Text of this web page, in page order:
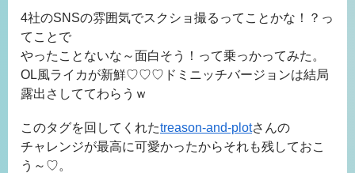
4社のSNSの雰囲気でスクショ撮るってことかな！？っ
てことで
やったことないな～面白そう！って乗っかってみた。
OL風ライカが新鮮♡♡♡ドミニッチバージョンは結局
露出さしててわらうｗ
このタグを回してくれたtreason-and-plotさんの
チャレンジが最高に可愛かったからそれも残しておこ
う～♡。